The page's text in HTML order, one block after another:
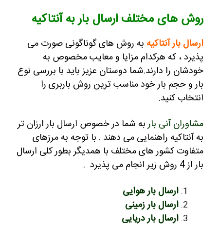
روش های مختلف ارسال بار به آنتاکیه
ارسال بار آنتاکیه به روش های گوناگونی صورت می
پذیرد ، که هرکدام مزایا و معایب مخصوص به
خودشان را دارند.شما دوستان عزیز باید با بررسی نوع
بار و حجم بار خود مناسب ترین روش باربری را
انتخاب کنید.
مشاوران آنی باربه شما در خصوص ارسال بار ارزان تر
به آنتاکیه راهنمایی می دهند . با توجه به مرزهای
متفاوت کشور های مختلف با همدیگر بطور کلی ارسال
بار از 4 روش زیر انجام می پذیرد .
ارسال بار هوایی
ارسال بار زمینی
ارسال بار دریایی